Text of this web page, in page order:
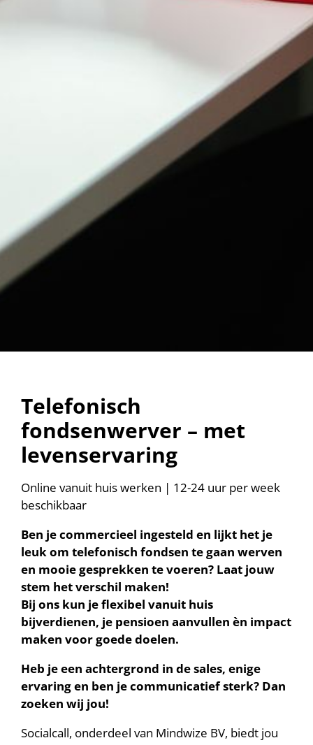
Telefonisch
fondsenwerver – met
levenservaring
Online vanuit huis werken | 12-24 uur per week
beschikbaar
Ben jecommercieel ingesteld en lijkt het je
leukom telefonisch fondsen tegaan werven
en mooiegesprekken tevoeren? Laat jouw
stem hetverschil maken!
Bij ons kun jeflexibel vanuit huis
bijverdienen, je pensioen aanvullen èn impact
maken voorgoededoelen.
Heb je een achtergrond in de sales, enige
ervaring en ben je communicatief sterk? Dan
zoeken wij jou!
Socialcall, onderdeel van Mindwize BV, biedt jou